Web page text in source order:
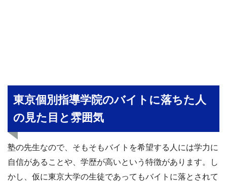
東京個別指導学院のバイトに落ちた人
の見た目と雰囲気
塾の先生なので、そもそもバイトを希望する人には学力に
自信があることや、学歴が高いという特徴があります。し
かし、仮に東京大学の生徒であってもバイトに落とされて